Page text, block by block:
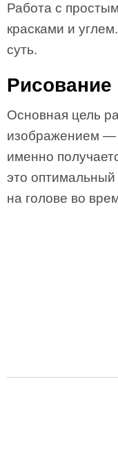
Работа с
красками и
суть.
Рисование
Основная цель
изображением —
именно
это оптимальный
на голове во